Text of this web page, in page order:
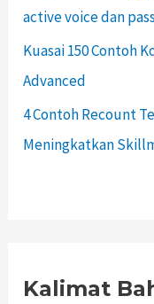
active voice dan
Kuasai 150 Contoh
Advanced
4 Contoh Recount
Meningkatkan
Kalimat